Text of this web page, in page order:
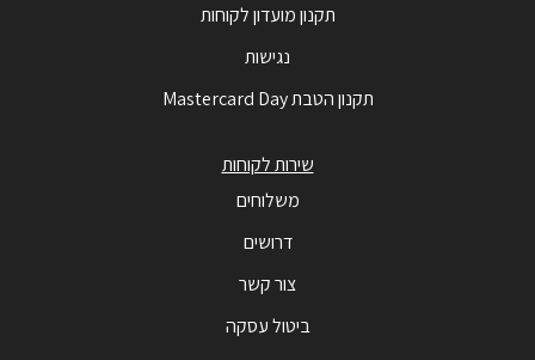
תקנון מועדון לקוחות
נגישות
תקנון הטבת Mastercard Day
שירות לקוחות
משלוחים
דרושים
צור קשר
ביטול עסקה